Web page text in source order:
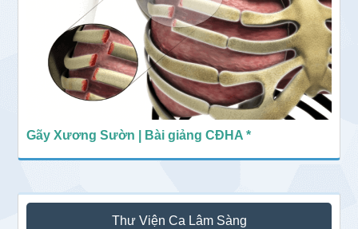
Gãy Xương Sườn | Bài giảng CĐHA *
Thư Viện Ca Lâm Sàng